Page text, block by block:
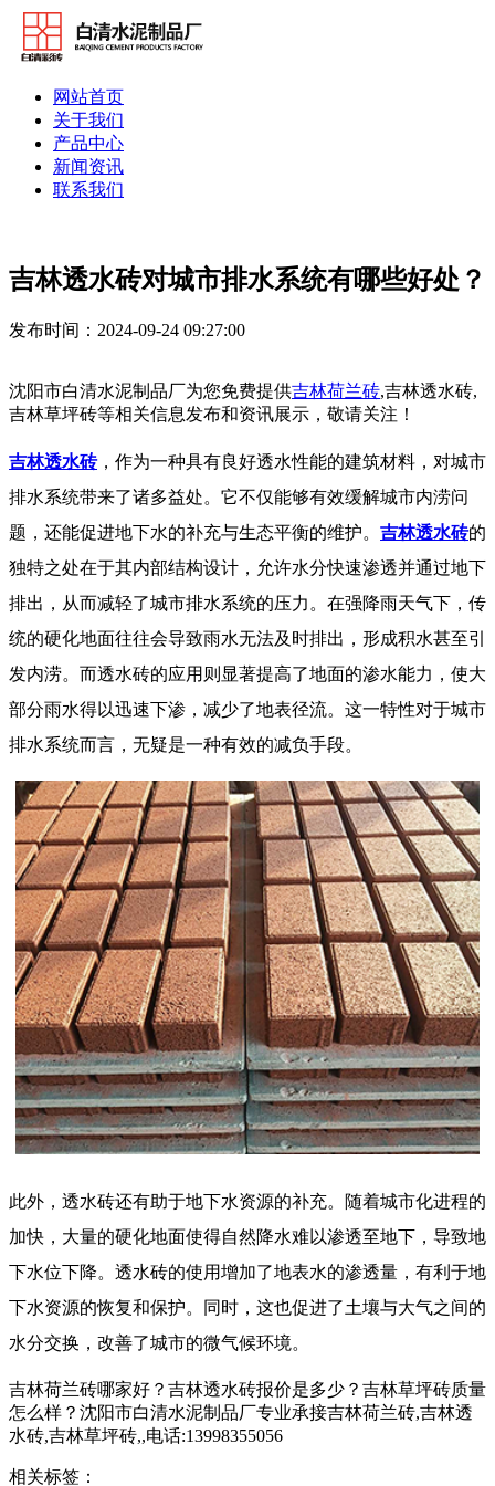
网站首页
关于我们
产品中心
新闻资讯
联系我们
吉林透水砖对城市排水系统有哪些好处？
发布时间：2024-09-24 09:27:00
沈阳市白清水泥制品厂为您免费提供吉林荷兰砖,吉林透水砖,
吉林草坪砖等相关信息发布和资讯展示，敬请关注！
吉林透水砖，作为一种具有良好透水性能的建筑材料，对城市
排水系统带来了诸多益处。它不仅能够有效缓解城市内涝问
题，还能促进地下水的补充与生态平衡的维护。 吉林透水砖的
独特之处在于其内部结构设计，允许水分快速渗透并通过地下
排出，从而减轻了城市排水系统的压力。在强降雨天气下，传
统的硬化地面往往会导致雨水无法及时排出，形成积水甚至引
发内涝。而透水砖的应用则显著提高了地面的渗水能力，使大
部分雨水得以迅速下渗，减少了地表径流。这一特性对于城市
排水系统而言，无疑是一种有效的减负手段。
此外，透水砖还有助于地下水资源的补充。随着城市化进程的
加快，大量的硬化地面使得自然降水难以渗透至地下，导致地
下水位下降。透水砖的使用增加了地表水的渗透量，有利于地
下水资源的恢复和保护。同时，这也促进了土壤与大气之间的
水分交换，改善了城市的微气候环境。
吉林荷兰砖哪家好？吉林透水砖报价是多少？吉林草坪砖质量
怎么样？沈阳市白清水泥制品厂专业承接吉林荷兰砖,吉林透
水砖,吉林草坪砖,,电话:13998355056
相关标签：